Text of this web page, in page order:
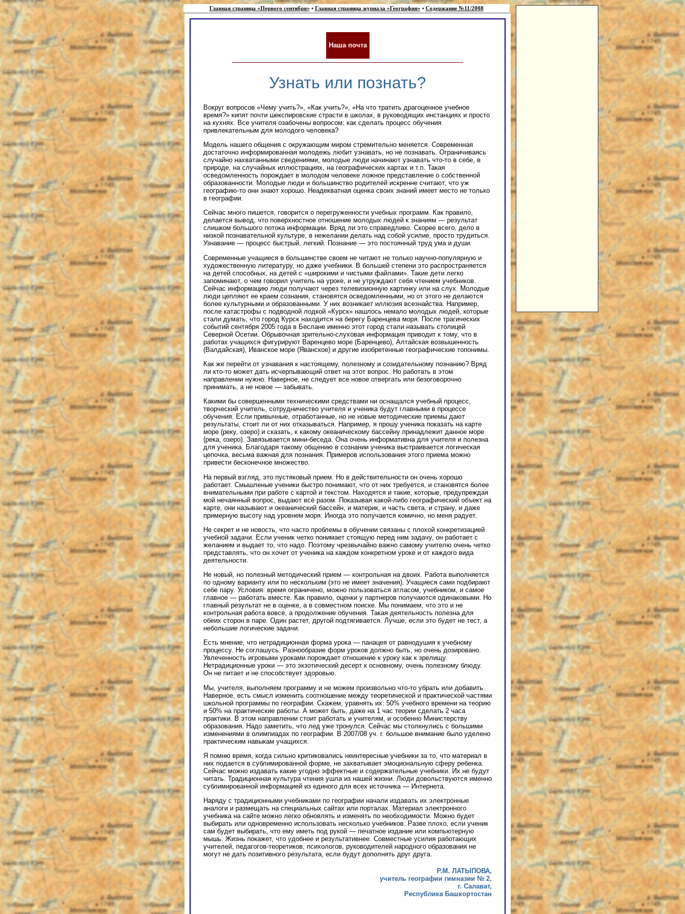
Главная страница «Первого сентября» • Главная страница журнала «География» • Содержание №11/2008
Наша почта
Узнать или познать?
Вокруг вопросов «Чему учить?», «Как учить?», «На что тратить драгоценное учебное
время?» кипят почти шекспировские страсти в школах, в руководящих инстанциях и просто
на кухнях. Все учителя озабочены вопросом: как сделать процесс обучения
привлекательным для молодого человека?
Модель нашего общения с окружающим миром стремительно меняется. Современная
достаточно информированная молодежь любит узнавать, но не познавать. Ограничиваясь
случайно нахватанными сведениями, молодые люди начинают узнавать что-то в себе, в
природе, на случайных иллюстрациях, на географических картах и т.п. Такая
осведомленность порождает в молодом человеке ложное представление о собственной
образованности. Молодые люди и большинство родителей искренне считают, что уж
географию-то они знают хорошо. Неадекватная оценка своих знаний имеет место не только
в географии.
Сейчас много пишется, говорится о перегруженности учебных программ. Как правило,
делается вывод, что поверхностное отношение молодых людей к знаниям — результат
слишком большого потока информации. Вряд ли это справедливо. Скорее всего, дело в
низкой познавательной культуре, в нежелании делать над собой усилие, просто трудиться.
Узнавание — процесс быстрый, легкий. Познание — это постоянный труд ума и души.
Современные учащиеся в большинстве своем не читают не только научно-популярную и
художественную литературу, но даже учебники. В большей степени это распространяется
на детей способных, на детей с «широкими и чистыми файлами». Такие дети легко
запоминают, о чем говорил учитель на уроке, и не утруждают себя чтением учебников.
Сейчас информацию люди получают через телевизионную картинку или на слух. Молодые
люди цепляют ее краем сознания, становятся осведомленными, но от этого не делаются
более культурными и образованными. У них возникает иллюзия всезнайства. Например,
после катастрофы с подводной лодкой «Курск» нашлось немало молодых людей, которые
стали думать, что город Курск находится на берегу Баренцева моря. После трагических
событий сентября 2005 года в Беслане именно этот город стали называть столицей
Северной Осетии. Обрывочная зрительно-слуховая информация приводит к тому, что в
работах учащихся фигурируют Варенцево море (Баренцево), Алтайская возвышенность
(Валдайская), Иванское море (Яванское) и другие изобретенные географические топонимы.
Как же перейти от узнавания к настоящему, полезному и созидательному познанию? Вряд
ли кто-то может дать исчерпывающий ответ на этот вопрос. Но работать в этом
направлении нужно. Наверное, не следует все новое отвергать или безоговорочно
принимать, а не новое — забывать.
Какими бы совершенными техническими средствами ни оснащался учебный процесс,
творческий учитель, сотрудничество учителя и ученика будут главными в процессе
обучения. Если привычные, отработанные, но не новые методические приемы дают
результаты, стоит ли от них отказываться. Например, я прошу ученика показать на карте
море (реку, озеро) и сказать, к какому океаническому бассейну принадлежит данное море
(река, озеро). Завязывается мини-беседа. Она очень информативна для учителя и полезна
для ученика. Благодаря такому общению в сознании ученика выстраивается логическая
цепочка, весьма важная для познания. Примеров использования этого приема можно
привести бесконечное множество.
На первый взгляд, это пустяковый прием. Но в действительности он очень хорошо
работает. Смышленые ученики быстро понимают, что от них требуется, и становятся более
внимательными при работе с картой и текстом. Находятся и такие, которые, предупреждая
мой нечаянный вопрос, выдают всё разом. Показывая какой-либо географический объект на
карте, они называют и океанический бассейн, и материк, и часть света, и страну, и даже
примерную высоту над уровнем моря. Иногда это получается комично, но меня радует.
Не секрет и не новость, что часто проблемы в обучении связаны с плохой конкретизацией
учебной задачи. Если ученик четко понимает стоящую перед ним задачу, он работает с
желанием и выдает то, что надо. Поэтому чрезвычайно важно самому учителю очень четко
представлять, что он хочет от ученика на каждом конкретном уроке и от каждого вида
деятельности.
Не новый, но полезный методический прием — контрольная на двоих. Работа выполняется
по одному варианту или по нескольким (это не имеет значения). Учащиеся сами подбирают
себе пару. Условия: время ограничено, можно пользоваться атласом, учебником, и самое
главное — работать вместе. Как правило, оценки у партнеров получаются одинаковыми. Но
главный результат не в оценке, а в совместном поиске. Мы понимаем, что это и не
контрольная работа вовсе, а продолжение обучения. Такая деятельность полезна для
обеих сторон в паре. Один растет, другой подтягивается. Лучше, если это будет не тест, а
небольшие логические задачи.
Есть мнение, что нетрадиционная форма урока — панацея от равнодушия к учебному
процессу. Не соглашусь. Разнообразие форм уроков должно быть, но очень дозировано.
Увлеченность игровыми уроками порождает отношение к уроку как к зрелищу.
Нетрадиционные уроки — это экзотический десерт к основному, очень полезному блюду.
Он не питает и не способствует здоровью.
Мы, учителя, выполняем программу и не можем произвольно что-то убрать или добавить.
Наверное, есть смысл изменить соотношение между теоретической и практической частями
школьной программы по географии. Скажем, уравнять их: 50% учебного времени на теорию
и 50% на практические работы. А может быть, даже на 1 час теории сделать 2 часа
практики. В этом направлении стоит работать и учителям, и особенно Министерству
образования. Надо заметить, что лед уже тронулся. Сейчас мы столкнулись с большими
изменениями в олимпиадах по географии. В 2007/08 уч. г. большое внимание было уделено
практическим навыкам учащихся.
Я помню время, когда сильно критиковались неинтересные учебники за то, что материал в
них подается в сублимированной форме, не захватывает эмоциональную сферу ребенка.
Сейчас можно издавать какие угодно эффектные и содержательные учебники. Их не будут
читать. Традиционная культура чтения ушла из нашей жизни. Люди довольствуются именно
сублимированной информацией из единого для всех источника — Интернета.
Наряду с традиционными учебниками по географии начали издавать их электронные
аналоги и размещать на специальных сайтах или порталах. Материал электронного
учебника на сайте можно легко обновлять и изменять по необходимости. Можно будет
выбирать или одновременно использовать несколько учебников. Разве плохо, если ученик
сам будет выбирать, что ему иметь под рукой — печатное издание или компьютерную
мышь. Жизнь покажет, что удобнее и результативнее. Совместные усилия работающих
учителей, педагогов-теоретиков, психологов, руководителей народного образования не
могут не дать позитивного результата, если будут дополнять друг друга.
Р.М. ЛАТЫПОВА,
учитель географии гимназии № 2,
г. Салават,
Республика Башкортостан